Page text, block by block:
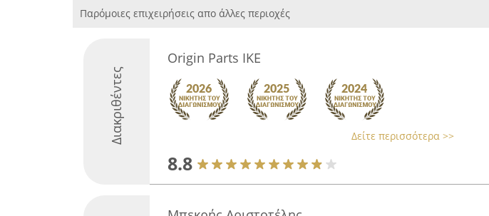
Παρόμοιες επιχειρήσεις απο άλλες περιοχές
Διακριθέντες
Origin Parts IKE
Δείτε περισσότερα >>
8.8